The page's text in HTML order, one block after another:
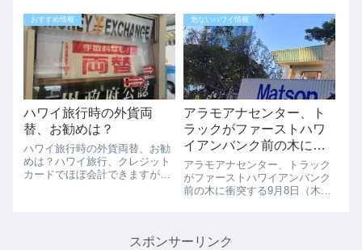
は破棄してください。エノキタ
ケがリステリア菌の汚染 アメ
リカの17の州で36名、ハワイで
も1名死亡。破棄して消毒
を！！韓国...
ラモール好きには嬉しい２５％
オフイベントです。普段は安く
な...
おすすめ情報
ハワイ旅行時の外貨両
替、お勧めは？
ハワイ旅行時の外貨両替、お勧
めは？ハワイ旅行、クレジット
カードでほぼ会計できますが、
欠かせない外貨両替ですが、ど
危ないハワイ情報
アラモアナセンター、ト
ラックがファーストハワ
イアンバンク前の木に衝
突する
アラモアナセンター、トラック
がファーストハワイアンバンク
前の木に衝突する9月8日（木）
にMATSONのトレックが衝突し
スポンサーリンク